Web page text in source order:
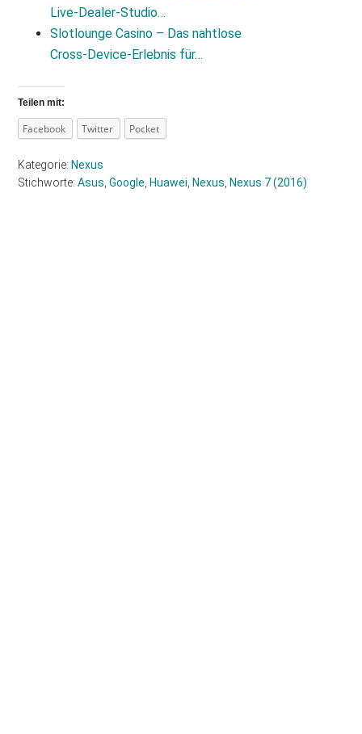
Live‑Dealer‑Studio…
Slotlounge Casino – Das nahtlose
Cross‑Device‑Erlebnis für…
Teilen mit:
Facebook Twitter Pocket
Kategorie: Nexus
Stichworte:Asus ,Google Huawei Nexus Nexus 7 (2016)